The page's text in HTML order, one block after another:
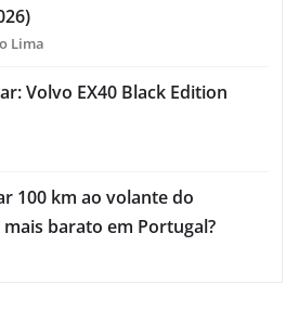
Lima
Volvo EX40 Black Edition
100 km ao volante do
barato em Portugal?